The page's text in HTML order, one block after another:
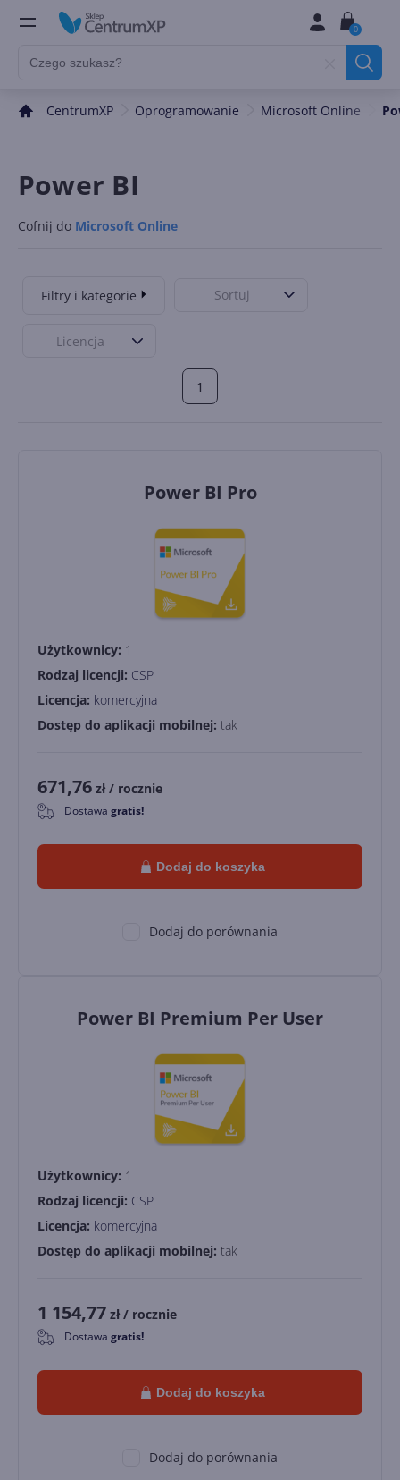
0
CentrumXP Oprogramowanie Microsoft Online
Power BI
Cofnij do Microsoft Online
Filtry i kategorie Sortuj
Licencja
1
Power BI Pro
Użytkownicy: 1
Rodzaj licencji: CSP
Licencja: komercyjna
Dostęp do aplikacji mobilnej: tak
671,76 zł / rocznie
0 Dostawa gratis!
Dodaj do koszyka
Dodaj do porównania
Power BI Premium Per User
Użytkownicy: 1
Rodzaj licencji: CSP
Licencja: komercyjna
Dostęp do aplikacji mobilnej: tak
1 154,77 zł / rocznie
0 Dostawa gratis!
Dodaj do koszyka
Dodaj do porównania